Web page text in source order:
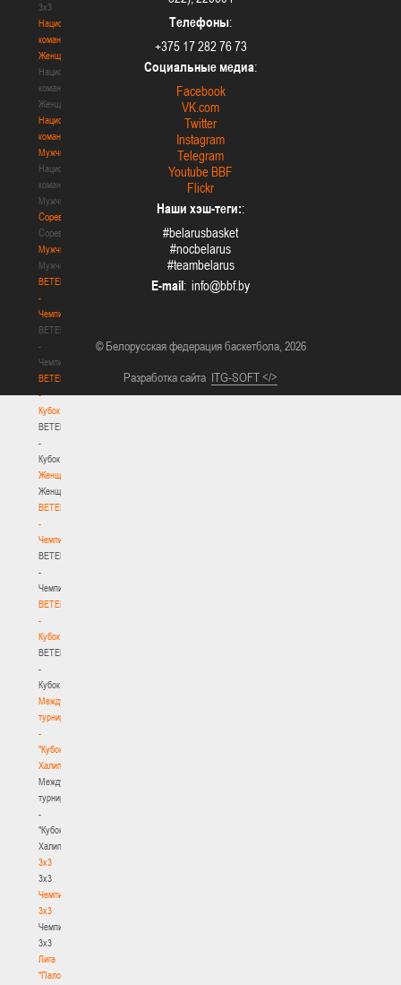
3х3
Национальная
команда.
Женщины
Национальная
команда.
Женщины
Национальная
команда.
Мужчины
Национальная
команда.
Мужчины
Соревнования
Соревнования
Мужчины
Мужчины
BETERA
-
Чемпионат
BETERA
-
Чемпионат
BETERA
-
Кубок
BETERA
-
Кубок
Женщины
Женщины
BETERA
-
Чемпионат
BETERA
-
Чемпионат
BETERA
-
Кубок
BETERA
-
Кубок
Международный
турнир
-
"Кубок
Халипского"
Международный
турнир
-
"Кубок
Халипского"
3x3
3x3
Чемпионат
3х3
Чемпионат
3х3
Лига
"Палова"
Телефоны:
+375 17 282 76 73
Социальные медиа:
Facebook
VK.com
Twitter
Instagram
Telegram
Youtube BBF
Flickr
Наши хэш-теги::
#belarusbasket
#nocbelarus
#teambelarus
E-mail:
© Белорусская федерация баскетбола, 2026
Разработка сайта ITG-SOFT </>